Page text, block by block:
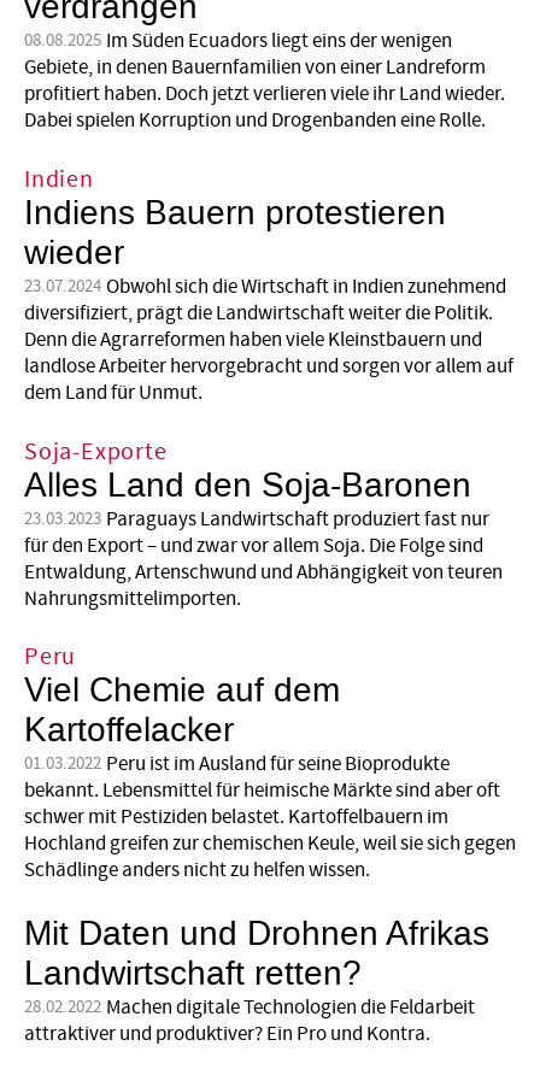
08.08.2025 Im Süden Ecuadors liegt eins der wenigen
Gebiete, in denen Bauernfamilien von einer Landreform
profitiert haben. Doch jetzt verlieren viele ihr Land wieder.
Dabei spielen Korruption und Drogenbanden eine Rolle.
Indien
Indiens Bauern protestieren
wieder
23.07.2024 Obwohl sich die Wirtschaft in Indien zunehmend
diversifiziert, prägt die Landwirtschaft weiter die Politik.
Denn die Agrarreformen haben viele Kleinstbauern und
landlose Arbeiter hervorgebracht und sorgen vor allem auf
dem Land für Unmut.
Soja-Exporte
Alles Land den Soja-Baronen
23.03.2023 Paraguays Landwirtschaft produziert fast nur
für den Export – und zwar vor allem Soja. Die Folge sind
Entwaldung, Artenschwund und Abhängigkeit von teuren
Nahrungsmittelimporten.
Peru
Viel Chemie auf dem
Kartoffelacker
01.03.2022 Peru ist im Ausland für seine Bioprodukte
bekannt. Lebensmittel für heimische Märkte sind aber oft
schwer mit Pestiziden belastet. Kartoffelbauern im
Hochland greifen zur chemischen Keule, weil sie sich gegen
Schädlinge anders nicht zu helfen wissen.
Mit Daten und Drohnen Afrikas
Landwirtschaft retten?
28.02.2022 Machen digitale Technologien die Feldarbeit
attraktiver und produktiver? Ein Pro und Kontra.